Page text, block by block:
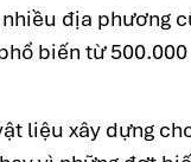
địa phương
biến từ
liệu xây dựng